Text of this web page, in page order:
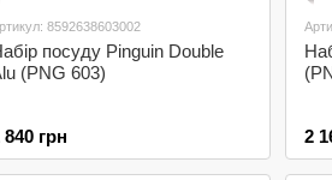
8592638603002
посуду Pinguin Double
(PNG 603)
840 грн 2